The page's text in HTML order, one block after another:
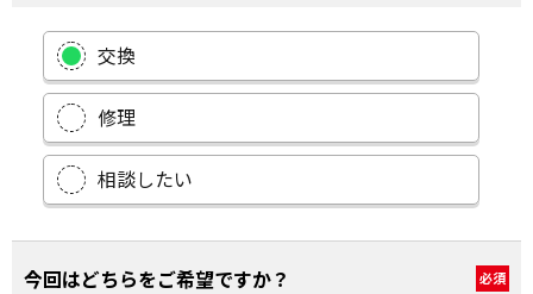
交換
修理
相談したい
今回はどちらをご希望ですか？ 必須